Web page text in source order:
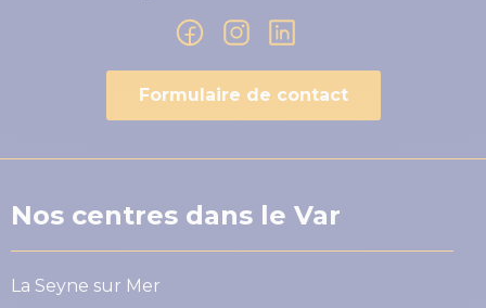
Formulaire de contact
Nos centres dans le Var
La Seyne sur Mer